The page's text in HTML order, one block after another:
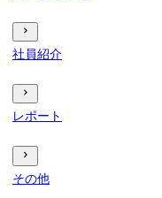
社員紹介
レポート
その他